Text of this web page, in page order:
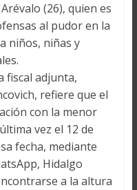
(26), quien es
al pudor en la
niños, niñas y
fiscal adjunta,
refiere que el
con la menor
vez el 12 de
fecha, mediante
Hidalgo
a la altura